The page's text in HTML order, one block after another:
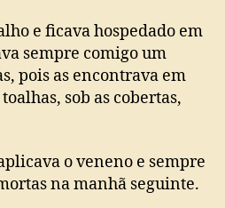
e ficava hospedado em
sempre comigo um
pois as encontrava em
sob as cobertas,
o veneno e sempre
na manhã seguinte.